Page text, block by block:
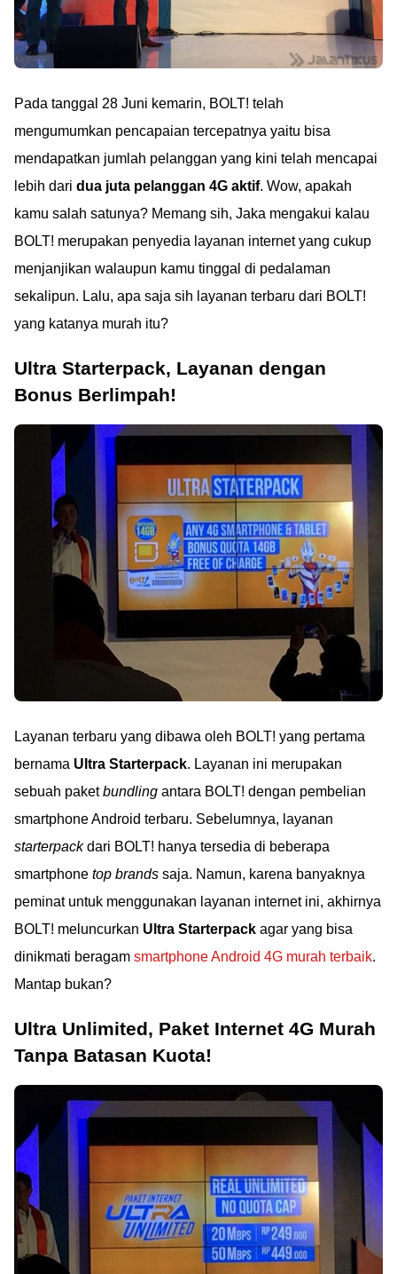
Pada tanggal 28 Juni kemarin, BOLT! telah
mengumumkan pencapaian tercepatnya yaitu bisa
mendapatkan jumlah pelanggan yang kini telah mencapai
lebih dari dua juta pelanggan 4G aktif. Wow, apakah
kamu salah satunya? Memang sih, Jaka mengakui kalau
BOLT! merupakan penyedia layanan internet yang cukup
menjanjikan walaupun kamu tinggal di pedalaman
sekalipun. Lalu, apa saja sih layanan terbaru dari BOLT!
yang katanya murah itu?
Ultra Starterpack, Layanan dengan
Bonus Berlimpah!
Layanan terbaru yang dibawa oleh BOLT! yang pertama
bernama Ultra Starterpack. Layanan ini merupakan
sebuah paketbundling antara BOLT! dengan pembelian
smartphone Android terbaru. Sebelumnya, layanan
starterpackdari BOLT! hanya tersedia di beberapa
smartphone top brands saja. Namun, karena banyaknya
peminat untuk menggunakan layanan internet ini, akhirnya
BOLT! meluncurkan Ultra Starterpack agar yang bisa
dinikmati beragam smartphone Android 4G murah terbaik.
Mantap bukan?
Ultra Unlimited, Paket Internet 4G Murah
Tanpa Batasan Kuota!